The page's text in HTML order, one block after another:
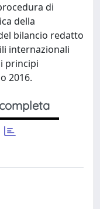
di
della
bilancio redatto
internazionali
principi
2016.